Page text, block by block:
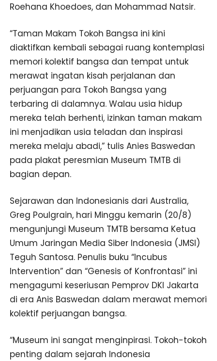
Roehana Khoedoes, dan Mohammad Natsir.
“Taman Makam Tokoh Bangsa ini kini
diaktifkan kembali sebagai ruang kontemplasi
memori kolektif bangsa dan tempat untuk
merawat ingatan kisah perjalanan dan
perjuangan para Tokoh Bangsa yang
terbaring di dalamnya. Walau usia hidup
mereka telah berhenti, izinkan taman makam
ini menjadikan usia teladan dan inspirasi
mereka melaju abadi,” tulis Anies Baswedan
pada plakat peresmian Museum TMTB di
bagian depan.
Sejarawan dan Indonesianis dari Australia,
Greg Poulgrain, hari Minggu kemarin (20/8)
mengunjungi Museum TMTB bersama Ketua
Umum Jaringan Media Siber Indonesia (JMSI)
Teguh Santosa. Penulis buku “Incubus
Intervention” dan “Genesis of Konfrontasi” ini
mengagumi keseriusan Pemprov DKI Jakarta
di era Anis Baswedan dalam merawat memori
kolektif perjuangan bangsa.
“Museum ini sangat menginpirasi. Tokoh-tokoh
penting dalam sejarah Indonesia